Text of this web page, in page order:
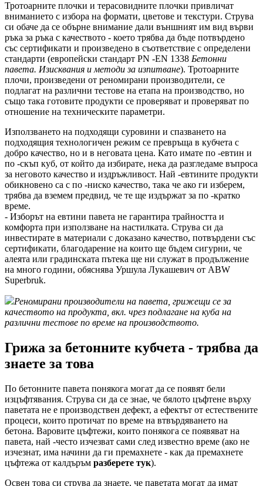
Тротоарните плочки и терасовидните плочки привличат
вниманието с избора на формати, цветове и текстури. Струва
си обаче да се обърне внимание дали външният им вид върви
ръка за ръка с качеството - което трябва да бъде потвърдено
със сертификати и произведено в съответствие с определени
стандарти (европейски стандарт PN -EN 1338 Бетонни
павета. Изисквания и методи за изпитване). Тротоарните
плочи, произведени от реномирани производители, се
подлагат на различни тестове на етапа на производство, но
също така готовите продукти се проверяват и проверяват по
отношение на техническите параметри.
Използването на подходящи суровини и спазването на
подходящия технологичен режим се превръща в кубчета с
добро качество, но и в неговата цена. Като имате по -евтин и
по -скъп куб, от който да избирате, нека да разгледаме въпроса
за неговото качество и издръжливост. Най -евтините продукти
обикновено са с по -ниско качество, така че ако ги изберем,
трябва да вземем предвид, че те ще издържат за по -кратко
време.
- Изборът на евтини павета не гарантира трайността и
комфорта при използване на настилката. Струва си да
инвестирате в материали с доказано качество, потвърдени със
сертификати, благодарение на които ще бъдем сигурни, че
алеята или градинската пътека ще ни служат в продължение
на много години, обяснява Уршула Лукашевич от ABW
Superbruk.
Реномирани производители на павета, грижещи се за
качеството на продукта, вкл. чрез подлагане на куба на
различни тестове по време на производството.
Грижа за бетонните кубчета - трябва да
знаете за това
По бетонните павета понякога могат да се появят бели
изцъфтявания. Струва си да се знае, че бялото цъфтене върху
паветата не е производствен дефект, а ефектът от естествените
процеси, които протичат по време на втвърдяването на
бетона. Варовите цъфтежи, които понякога се появяват на
павета, най -често изчезват сами след известно време (ако не
изчезнат, има начини да ги премахнете - как да премахнете
цъфтежа от калдъръм разберете тук).
Освен това си струва да знаете, че паветата могат да имат